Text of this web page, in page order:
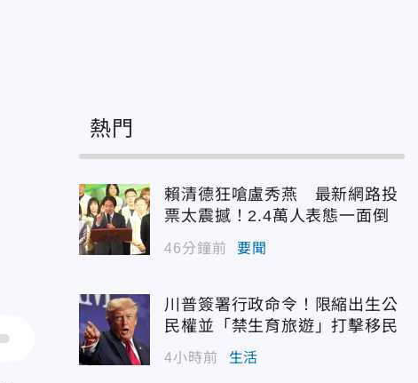
熱門
賴清德狂嗆盧秀燕 最新網路投
票太震撼！2.4萬人表態一面倒
46分鐘前 要聞
川普簽署行政命令！限縮出生公
民權並「禁生育旅遊」打擊移民
4小時前 生活